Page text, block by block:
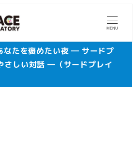
MENU
なたを褒めたい夜 ― サードプ
さしい対話 ―（サードプレイ